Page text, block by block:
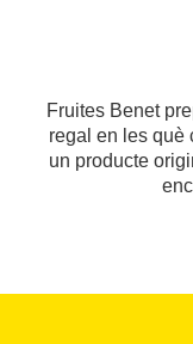
Fruites Benet
regal en les què
un producte